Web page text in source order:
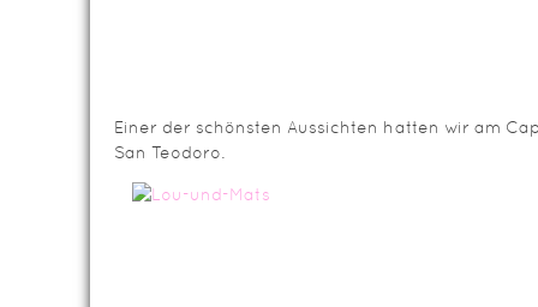
Einer der schönsten Aussichten hatten wir am
San Teodoro.